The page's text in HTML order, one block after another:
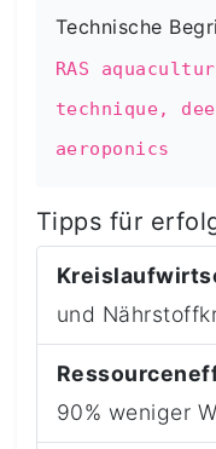
Technische
RAS
technique,
aeroponics
Tipps für
und
90% weniger